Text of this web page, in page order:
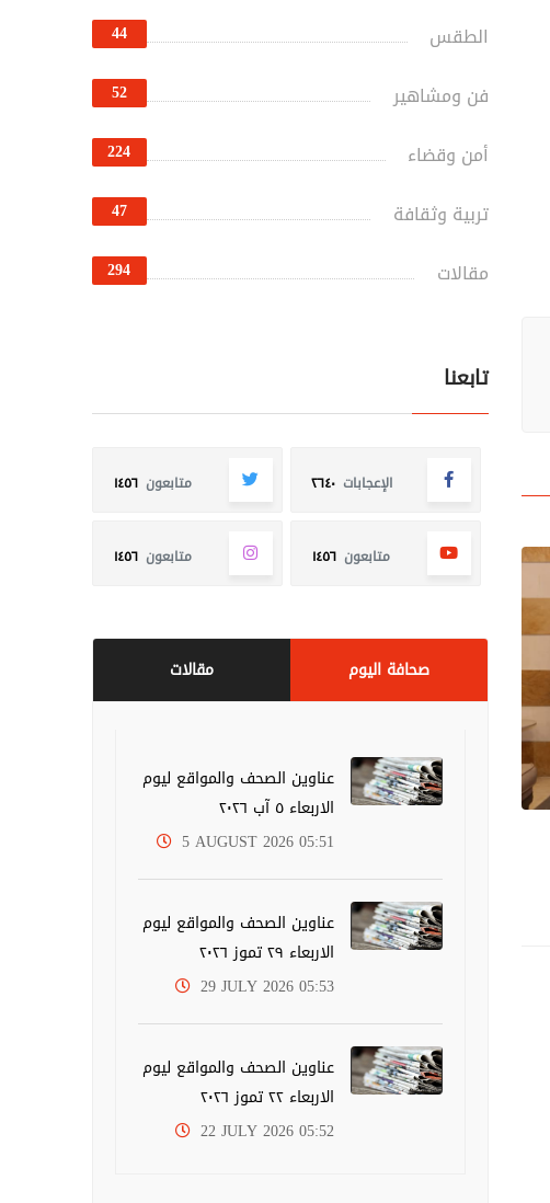
الطقس 44
فن ومشاهير 52
أمن وقضاء 224
تربية وثقافة 47
مقالات 294
تابعنا
الإعجابات ٢٦٤٠ متابعون ١٤٥٦
متابعون ١٤٥٦ متابعون ١٤٥٦
مقالات صحافة اليوم
عناوين الصحف والمواقع ليوم
الاربعاء ٥ آب ٢٠٢٦
5 AUGUST 2026 05:51
عناوين الصحف والمواقع ليوم
الاربعاء ٢٩ تموز ٢٠٢٦
29 JULY 2026 05:53
عناوين الصحف والمواقع ليوم
الاربعاء ٢٢ تموز ٢٠٢٦
22 JULY 2026 05:52